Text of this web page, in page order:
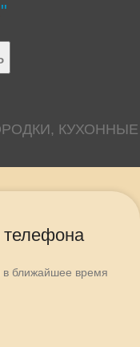
КУХОННЫЕ
в ближайшее время